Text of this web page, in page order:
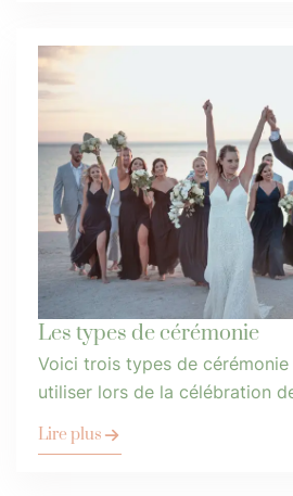
Les types de cérémonie
Voici trois types de
utiliser lors de la célébration
Lire plus